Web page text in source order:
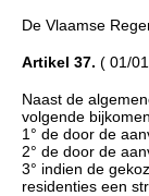
De Vlaamse
Artikel 37. ( 01/
Naast de
volgende
1° de door de
2° de door de
3° indien de
residenties een